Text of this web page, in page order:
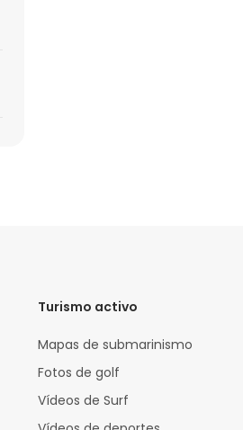
Turismo activo
Mapas de submarinismo
Fotos de golf
Vídeos de Surf